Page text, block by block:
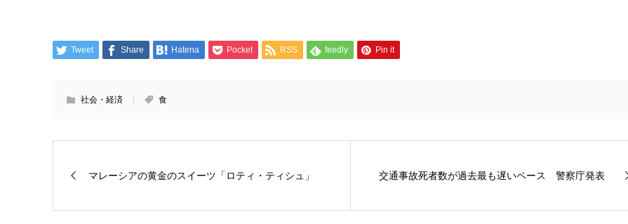
Tweet Share Hatena Pocket RSS feedly Pin it
社会・経済 食
マレーシアの黄金のスイーツ「ロティ・ティシュ」 交通事故死者数が過去最も遅いペース 警察庁発表